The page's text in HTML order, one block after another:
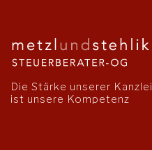
Die Stärke unserer Kanzlei
ist unsere Kompetenz